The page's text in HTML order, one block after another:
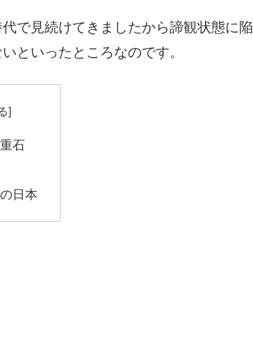
で見続けてきましたから諦観状態に陥
といったところなのです。
石
日本